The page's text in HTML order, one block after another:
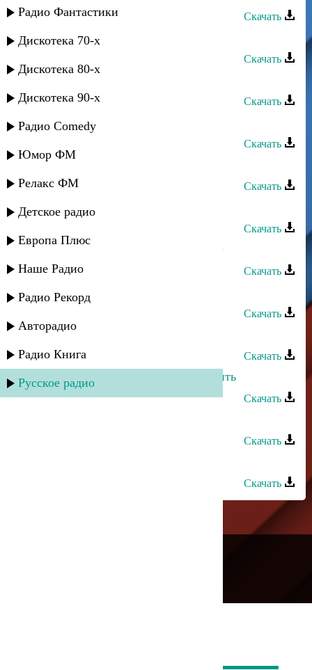
Радио Фантастики
Дискотека 70-х
Дискотека 80-х
Дискотека 90-х
Радио Comedy
Юмор ФМ
Релакс ФМ
Детское радио
Европа Плюс
Наше Радио
Радио Рекорд
Авторадио
Радио Книга
Русское радио
Скачать
Загир Магомедов - Старинная
Скачать
Скачать
Загир Магомедов - Ай ярыкъ
Скачать
Загир Магомедов - Милая
Скачать
Загир Магомедов - Сьоз бергенинг
Скачать
Загир Магомедов - Где мое счастье
Скачать
Загир Магомедов - Без тебя
Скачать
Загир Магомедов - Любимая
Скачать
Dj Nariman - Хочу страдать и любить
Скачать
Скачать
Скачать